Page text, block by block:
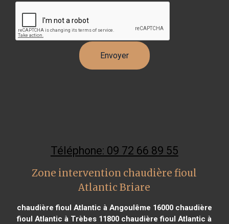
Téléphone: 09 72 66 89 55
Zone intervention chaudière fioul
Atlantic Briare
chaudière fioul Atlantic à Angoulême 16000chaudière
fioul Atlantic à Trèbes 11800 chaudière fioul Atlantic à